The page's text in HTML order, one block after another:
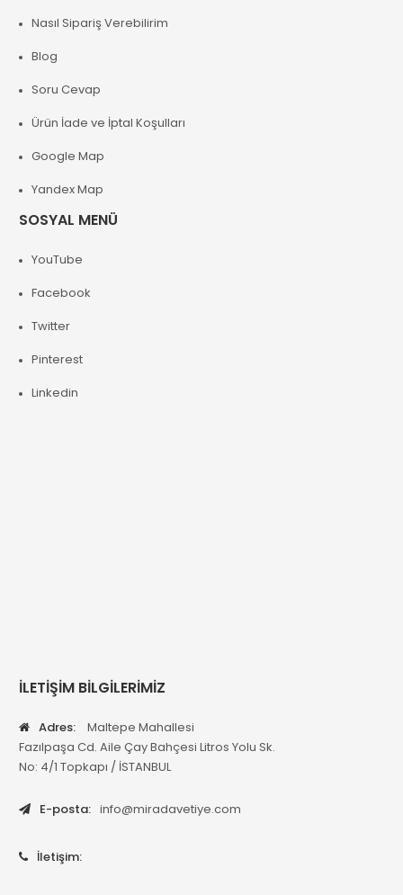
Nasıl Sipariş Verebilirim
Blog
Soru Cevap
Ürün İade ve İptal Koşulları
Google Map
Yandex Map
SOSYAL MENÜ
YouTube
Facebook
Twitter
Pinterest
Linkedin
İLETİŞİM BİLGİLERİMİZ
Adres:
Maltepe Mahallesi
Fazılpaşa Cd. Aile Çay Bahçesi Litros Yolu Sk.
No: 4/1 Topkapı / İSTANBUL
E-posta: info@miradavetiye.com
İletişim: